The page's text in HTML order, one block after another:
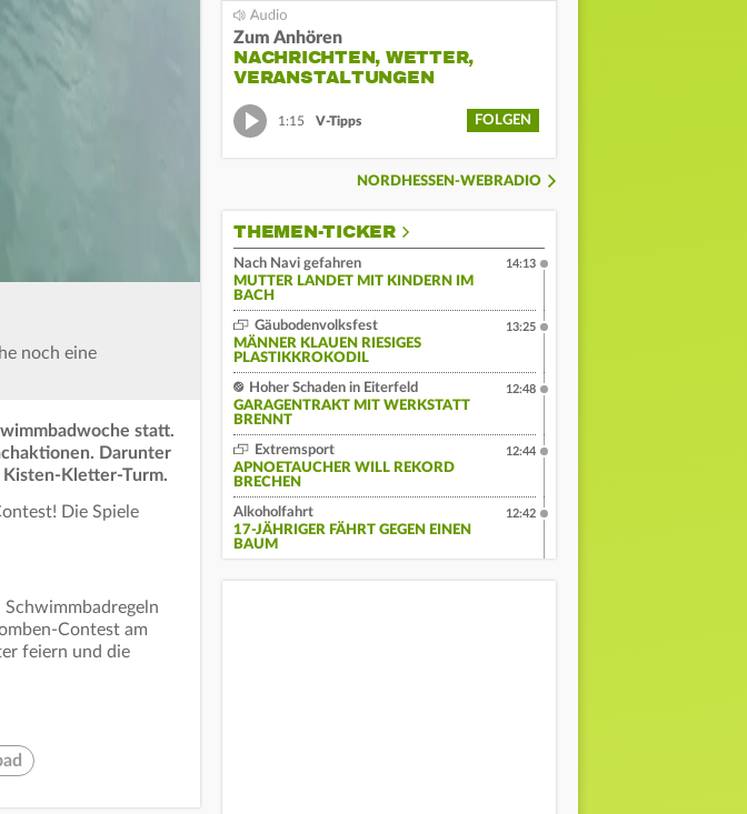
noch eine
statt.
Darunter
Kisten-Kletter-Turm.
Die Spiele
Contest am
feiern und die
Zum Anhören
NACHRICHTEN, WETTER,
VERANSTALTUNGEN
1:15 V-Tipps FOLGEN
NORDHESSEN-WEBRADIO
THEMEN-TICKER
Nach Navi gefahren
MUTTER LANDET MIT KINDERN IM
BACH
14:13
Gäubodenvolksfest
MÄNNER KLAUEN RIESIGES
PLASTIKKROKODIL
13:25
Hoher Schaden in Eiterfeld
GARAGENTRAKT MIT WERKSTATT
BRENNT
12:48
Extremsport
APNOETAUCHER WILL REKORD
BRECHEN
12:44
Alkoholfahrt
17-JÄHRIGER FÄHRT GEGEN EINEN
BAUM
12:42